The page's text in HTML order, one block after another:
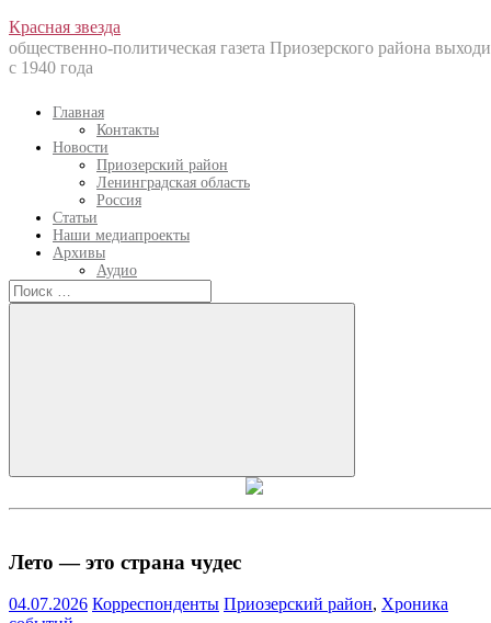
Перейти
к
содержанию
Красная звезда
общественно-политическая газета Приозерского района
с 1940 года
Главная
Контакты
Новости
Приозерский район
Ленинградская область
Россия
Статьи
Наши медиапроекты
Архивы
Аудио
Искать:
Искать
Лето — это страна чудес
04.07.2026 Корреспонденты Приозерский район, Хроника